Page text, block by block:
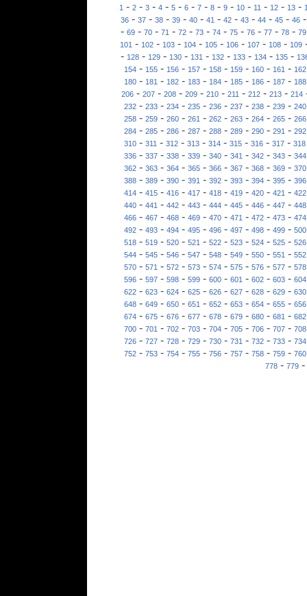
1- 2- 3- 4- 5- 6- 7- 8- 9- 10- 11- 12- 13-
36- 37- 38- 39- 40- 41- 42- 43- 44- 45- 46
- 69 - 70 - 71 - 72 - 73 - 74 - 75 - 76 - 77 - 78 - 79
101 - 102 - 103 - 104 - 105 - 106 - 107 - 108 - 109
- 128 - 129 - 130 - 131 - 132 - 133 - 134 - 135 -
154- 155- 156- 157- 158- 159- 160- 161- 162
180- 181- 182- 183- 184- 185- 186- 187- 188
206- 207- 208- 209- 210- 211- 212- 213- 214
232- 233- 234- 235- 236- 237- 238- 239- 240
258- 259- 260- 261- 262- 263- 264- 265- 266
284- 285- 286- 287- 288- 289- 290- 291- 292
310 - 311 - 312 - 313 - 314 - 315 - 316 - 317 - 318
336- 337- 338- 339- 340- 341- 342- 343- 344
362- 363- 364- 365- 366- 367- 368- 369- 370
388 - 389 - 390 - 391 - 392 - 393 - 394 - 395 - 396
414- 415- 416- 417- 418- 419- 420- 421- 422
440- 441- 442- 443- 444- 445- 446- 447- 448
466- 467- 468- 469- 470- 471- 472- 473- 474
492 - 493 - 494 - 495 - 496 - 497 - 498 - 499 - 500
518- 519- 520- 521- 522- 523- 524- 525- 526
544- 545- 546- 547- 548- 549- 550- 551- 552
570- 571- 572- 573- 574- 575- 576- 577- 578
596 - 597 - 598 - 599 - 600 - 601 - 602 - 603 - 604
622- 623- 624- 625- 626- 627- 628- 629- 630
648- 649- 650- 651- 652- 653- 654- 655- 656
674- 675- 676- 677- 678- 679- 680- 681- 682
700 - 701 - 702 - 703 - 704 - 705 - 706 - 707 - 708
726- 727- 728- 729- 730- 731- 732- 733- 734
752- 753- 754- 755- 756- 757- 758- 759- 760
778- 779-